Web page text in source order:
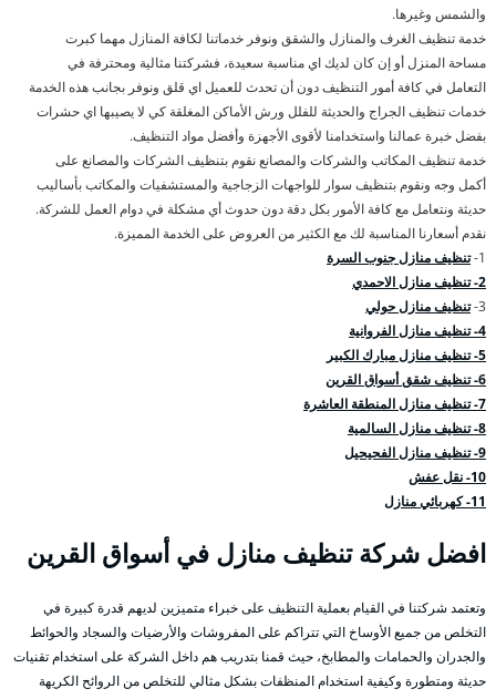
والشمس وغيرها.
خدمة تنظيف الغرف والمنازل والشقق ونوفر خدماتنا لكافة المنازل مهما كبرت
مساحة المنزل أو إن كان لديك اي مناسبة سعيدة، فشركتنا مثالية ومحترفة في
التعامل في كافة أمور التنظيف دون أن تحدث للعميل اي قلق ونوفر بجانب هذه الخدمة
خدمات تنظيف الجراج والحديثة للفلل ورش الأماكن المغلقة كي لا يصيبها اي حشرات
بفضل خبرة عمالنا واستخدامنا لأقوى الأجهزة وأفضل مواد التنظيف.
خدمة تنظيف المكاتب والشركات والمصانع نقوم بتنظيف الشركات والمصانع على
أكمل وجه ونقوم بتنظيف سوار للواجهات الزجاجية والمستشفيات والمكاتب بأساليب
حديثة ونتعامل مع كافة الأمور بكل دقة دون حدوث أي مشكلة في دوام العمل للشركة.
نقدم أسعارنا المناسبة لك مع الكثير من العروض على الخدمة المميزة.
1- تنظيف منازل جنوب السرة
2- تنظيف منازل الاحمدي
3- تنظيف منازل حولي
4- تنظيف منازل الفروانية
5- تنظيف منازل مبارك الكبير
6- تنظيف شقق أسواق القرين
7- تنظيف منازل المنطقة العاشرة
8- تنظيف منازل السالمية
9- تنظيف منازل الفحيحيل
10- نقل عفش
11- كهربائي منازل
افضل شركة تنظيف منازل في أسواق القرين
وتعتمد شركتنا في القيام بعملية التنظيف على خبراء متميزين لديهم قدرة كبيرة في
التخلص من جميع الأوساخ التي تتراكم على المفروشات والأرضيات والسجاد والحوائط
والجدران والحمامات والمطابخ، حيث قمنا بتدريب هم داخل الشركة على استخدام تقنيات
حديثة ومتطورة وكيفية استخدام المنظفات بشكل مثالي للتخلص من الروائح الكريهة